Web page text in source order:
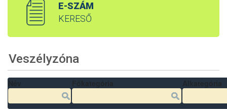
E-SZÁM
KERESŐ
Veszélyzóna